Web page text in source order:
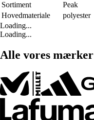
Sortiment
Peak
Hovedmateriale
polyester
Loading...
Loading...
Alle vores mærker